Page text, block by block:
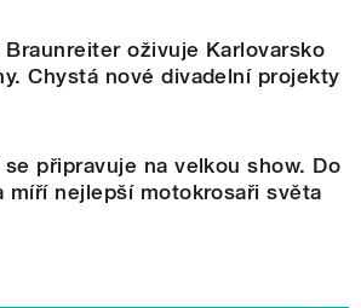
Braunreiter oživuje Karlovarsko
Chystá nové divadelní projekty
připravuje na velkou show. Do
míří nejlepší motokrosaři světa